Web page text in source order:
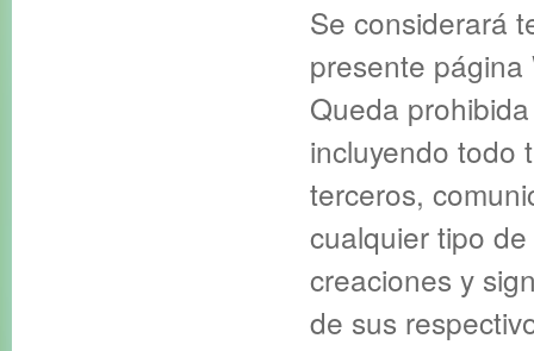
Se considerará
presente
Queda
incluyendo todo
terceros,
cualquier tipo
creaciones y
de sus